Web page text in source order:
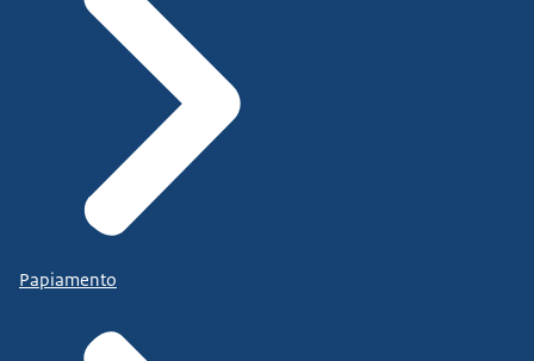
Papiamento